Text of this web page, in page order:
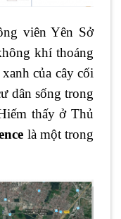
viên Yên Sở
khí thoáng
của cây cối
dân sống trong
thấy ở Thủ
là một trong